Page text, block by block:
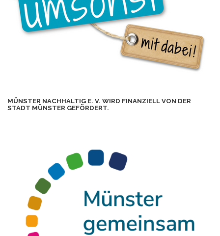
MÜNSTER NACHHALTIG E. V. WIRD FINANZIELL VON DER
STADT MÜNSTER GEFÖRDERT.